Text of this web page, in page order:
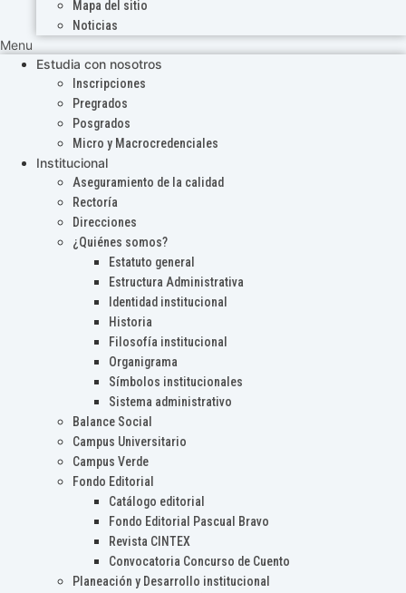
Mapa del sitio
Noticias
Menu
Estudia con nosotros
Inscripciones
Pregrados
Posgrados
Micro y Macrocredenciales
Institucional
Aseguramiento de la calidad
Rectoría
Direcciones
¿Quiénes somos?
Estatuto general
Estructura Administrativa
Identidad institucional
Historia
Filosofía institucional
Organigrama
Símbolos institucionales
Sistema administrativo
Balance Social
Campus Universitario
Campus Verde
Fondo Editorial
Catálogo editorial
Fondo Editorial Pascual Bravo
Revista CINTEX
Convocatoria Concurso de Cuento
Planeación y Desarrollo institucional